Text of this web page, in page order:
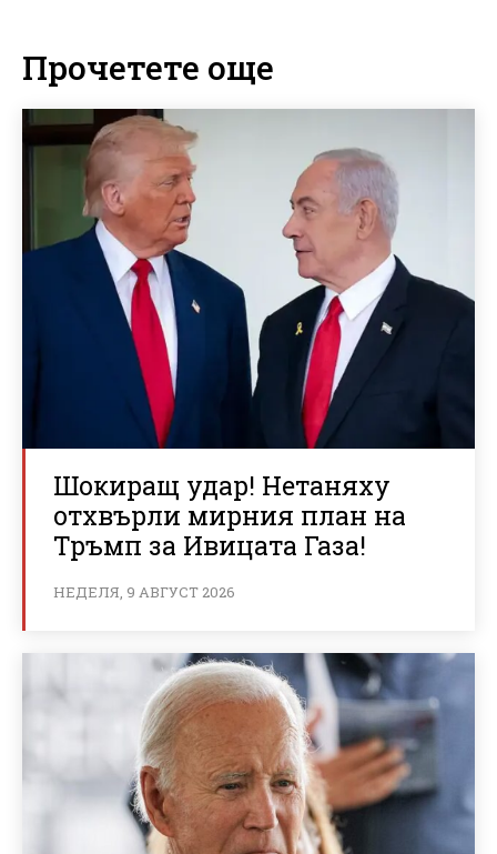
Прочетете още
Шокиращ удар! Нетаняху
отхвърли мирния план на
Тръмп за Ивицата Газа!
НЕДЕЛЯ, 9 АВГУСТ 2026